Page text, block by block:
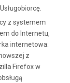
z systemem
do Internetu,
internetowa:
z
Firefox w